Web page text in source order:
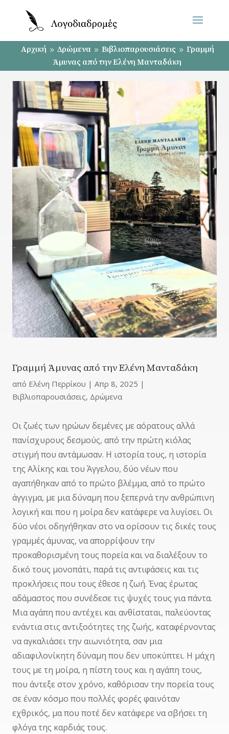
Αρχική 9 Δρώμενα 9 Βιβλιοπαρουσιάσεις 9 Γραμμή
Άμυνας από την Ελένη Μανταδάκη
Γραμμή Άμυνας από την Ελένη Μανταδάκη
από Ελένη Περρίκου | Απρ 8, 2025 |
Βιβλιοπαρουσιάσεις, Δρώμενα
Οι ζωές των ηρώων δεμένες με αόρατους αλλά
πανίσχυρους δεσμούς, από την πρώτη κιόλας
στιγμή που αντάμωσαν. Η ιστορία τους, η ιστορία
της Αλίκης και του Άγγελου, δύο νέων που
αγαπήθηκαν από το πρώτο βλέμμα, από το πρώτο
άγγιγμα, με μια δύναμη που ξεπερνά την ανθρώπινη
λογική και που η μοίρα δεν κατάφερε να λυγίσει. Οι
δύο νέοι οδηγήθηκαν στο να ορίσουν τις δικές τους
γραμμές άμυνας, να απορρίψουν την
προκαθορισμένη τους πορεία και να διαλέξουν το
δικό τους μονοπάτι, παρά τις αντιφάσεις και τις
προκλήσεις που τους έθεσε η ζωή. Ένας έρωτας
αδάμαστος που συνέδεσε τις ψυχές τους για πάντα.
Μια αγάπη που αντέχει και ανθίσταται, παλεύοντας
ενάντια στις αντιξοότητες της ζωής, καταφέρνοντας
να αγκαλιάσει την αιωνιότητα, σαν μια
αδιαφιλονίκητη δύναμη που δεν υποκύπτει. Η μάχη
τους με τη μοίρα, η πίστη τους και η αγάπη τους,
που άντεξε στον χρόνο, καθόρισαν την πορεία τους
σε έναν κόσμο που πολλές φορές φαινόταν
εχθρικός, μα που ποτέ δεν κατάφερε να σβήσει τη
φλόγα της καρδιάς τους.